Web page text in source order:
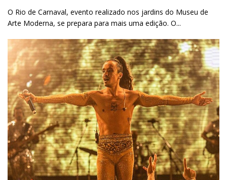
O Rio de Carnaval, evento realizado nos jardins do Museu de
Arte Moderna, se prepara para mais uma edição. O...